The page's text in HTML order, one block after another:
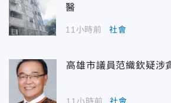
醫
11小時前 社會
高雄市議員范織欽疑涉